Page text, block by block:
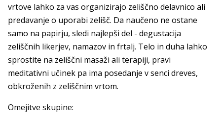
vrtove lahko za vas organizirajo zeliščno delavnico ali
predavanje o uporabi zelišč. Da naučeno ne ostane
samo na papirju, sledi najlepši del - degustacija
zeliščnih likerjev, namazov in frtalj. Telo in duha lahko
sprostite na zeliščni masaži ali terapiji, pravi
meditativni učinek pa ima posedanje v senci dreves,
obkroženih z zeliščnim vrtom.
Omejitve skupine: